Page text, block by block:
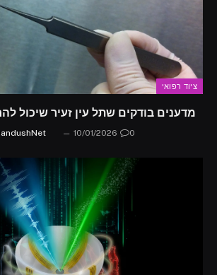
ציוד רפואי
מדענים בודקים שתל עין זעיר שיכול
10/01/2026 0